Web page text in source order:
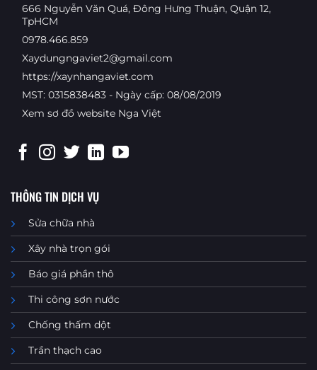
666 Nguyễn Văn Quá, Đông Hưng Thuận, Quận 12,
TpHCM
0978.466.859
Xaydungngaviet2@gmail.com
https://xaynhangaviet.com
MST: 0315838483 - Ngày cấp: 08/08/2019
Xem sơ đồ website Nga Việt
THÔNG TIN DỊCH VỤ
Sửa chữa nhà
Xây nhà trọn gói
Báo giá phần thô
Thi công sơn nước
Chống thấm dột
Trần thạch cao